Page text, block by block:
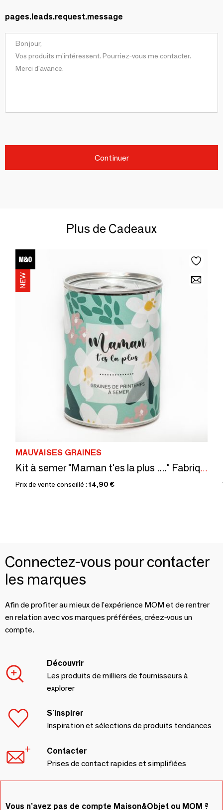
pages.leads.request.message
Continuer
Plus de Cadeaux
MAUVAISES GRAINES
Kit à semer "Maman t'es la plus ...." Fabriqué en France
Prix de vente conseillé : 14,90 €
Connectez-vous pour contacter
les marques
Afin de profiter au mieux de l'expérience MOM et de rentrer
en relation avec vos marques préférées, créez-vous un
compte.
Découvrir
Les produits de milliers de fournisseurs à
explorer
S'inspirer
Inspiration et sélections de produits tendances
Contacter
Prises de contact rapides et simplifiées
Vous n'avez pas de compte Maison&Objet ou MOM ?